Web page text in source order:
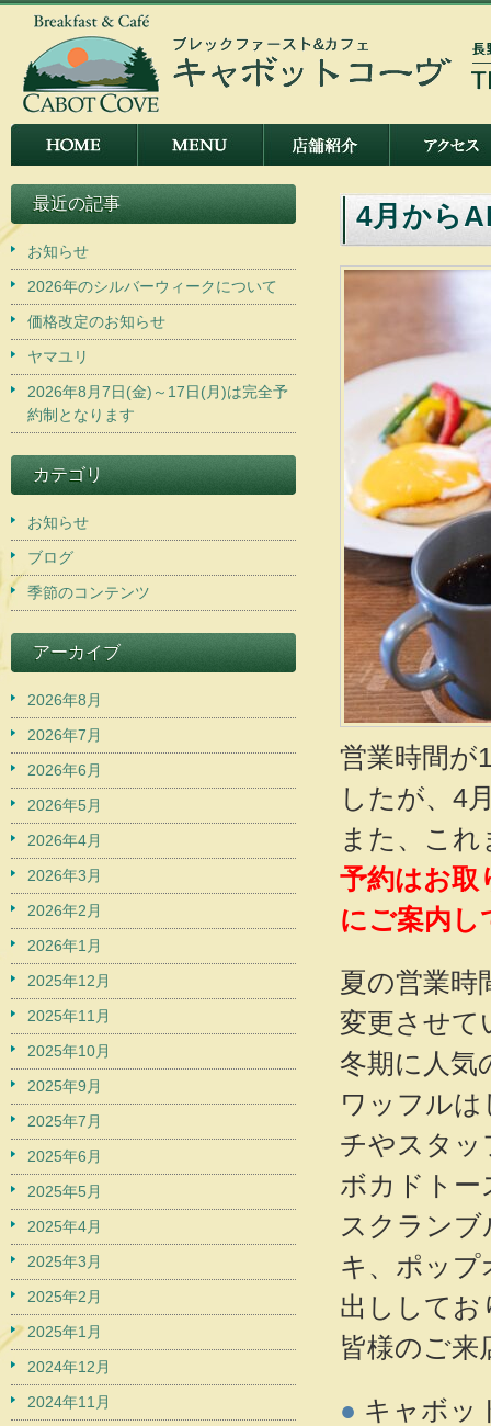
4月から
営業時間が
したが、4
また、こ
予約はお取
にご案内し
夏の営業時
変更させて
冬期に人気
ワッフル
チやスタ
ボカドトー
スクラン
キ、ポップ
出ししてお
皆様のご来
● キャボッ
最近の記事
お知らせ
2026年のシルバーウィークについて
価格改定のお知らせ
ヤマユリ
2026年8月7日(金)～17日(月)は完全予
約制となります
カテゴリ
お知らせ
ブログ
季節のコンテンツ
アーカイブ
2026年8月
2026年7月
2026年6月
2026年5月
2026年4月
2026年3月
2026年2月
2026年1月
2025年12月
2025年11月
2025年10月
2025年9月
2025年7月
2025年6月
2025年5月
2025年4月
2025年3月
2025年2月
2025年1月
2024年12月
2024年11月